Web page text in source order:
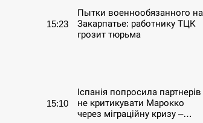
15:23
Пытки военнообязанного на
Закарпатье: работнику ТЦК
грозит тюрьма
15:10
Іспанія попросила партнерів
не критикувати Марокко
через міграційну кризу –…